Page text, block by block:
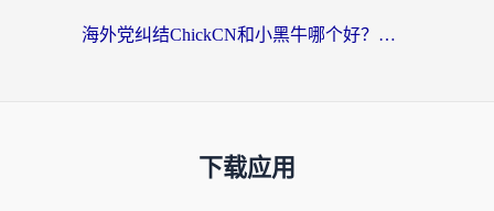
海外党纠结ChickCN和小黑牛哪个好？一篇帮你选对回国加速器的实用指南
下载应用